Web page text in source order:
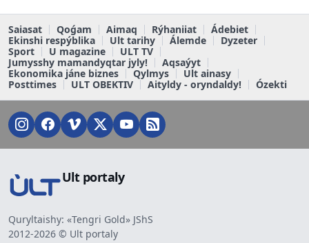
Saiasat Qoǵam Aimaq Rýhaniiat
Ádebiet
Ekinshi respýblika
Ult tarihy Álemde
Dyzeter
Sport
U magazine
ULT TV
Jumysshy mamandyqtar jyly!
Aqsaýyt
Ekonomika jáne biznes
Qylmys
Ult ainasy
Posttimes
ULT OBEKTIV Aityldy - oryndaldy! Ózekti
Ult portaly
Quryltaishy: «Tengri Gold» JShS
2012-2026 © Ult portaly